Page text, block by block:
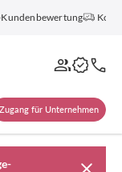
Zugang für Unternehmen